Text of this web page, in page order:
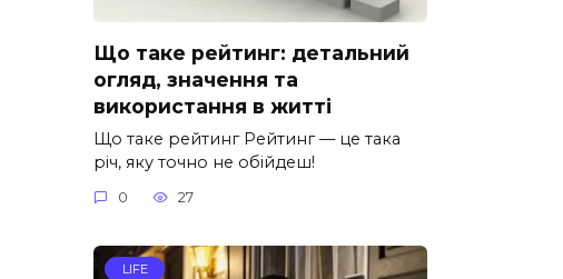
Що таке рейтинг: детальний
огляд, значення та
використання в житті
Що таке рейтинг Рейтинг — це така
річ, яку точно не обійдеш!
0 27
LIFE